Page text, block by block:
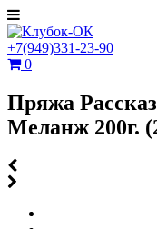
+7(949)331-23-90
0
Пряжа
Меланж 200г.